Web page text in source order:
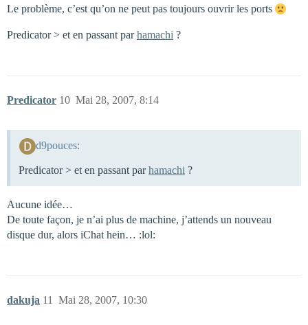
Le problème, c’est qu’on ne peut pas toujours ouvrir les ports
Predicator > et en passant parhamachi ?
Predicator Mai 28, 2007, 8:14
10
d9pouces:
Predicator > et en passant parhamachi ?
Aucune idée…
De toute façon, je n’ai plus de machine, j’attends un nouveau
disque dur, alors iChat hein… :lol:
dakuja Mai 28, 2007, 10:30
11